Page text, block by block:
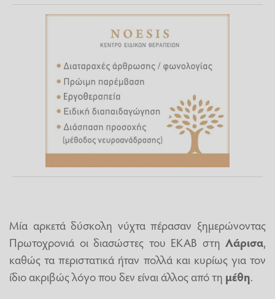
Μία αρκετά δύσκολη νύχτα πέρασαν ξημερώνοντας
Πρωτοχρονιά οι διασώστες του ΕΚΑΒ στη Λάρισα,
καθώς τα περιστατικά ήταν πολλά και κυρίως για τον
ίδιο ακριβώς λόγο που δεν είναι άλλος από τη μέθη.